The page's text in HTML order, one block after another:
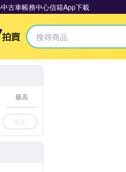
中古車帳務中心信箱App下載
Yahoo拍賣
確定